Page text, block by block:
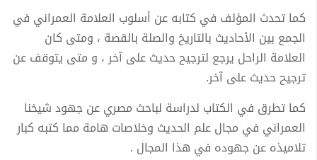
كما تحدث المؤلف في كتابه عن أسلوب العلامة العمراني في
الجمع بين الأحاديث بالتاريخ والصلة بالقصة ، ومتى كان
العلامة الراحل يرجع لترجيح حديث على آخر ، و متى يتوقف عن
ترجيح حديث على آخر.
كما تطرق في الكتاب لدراسة لباحث مصري عن جهود شيخنا
العمراني في مجال علم الحديث وخلاصات هامة مما كتبه كبار
تلاميذه عن جهوده في هذا المجال .